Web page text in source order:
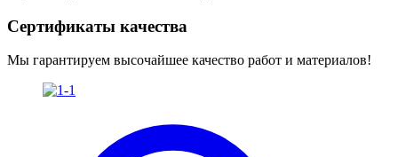
Сертификаты качества
Мы гарантируем высочайшее качество работ и материалов!